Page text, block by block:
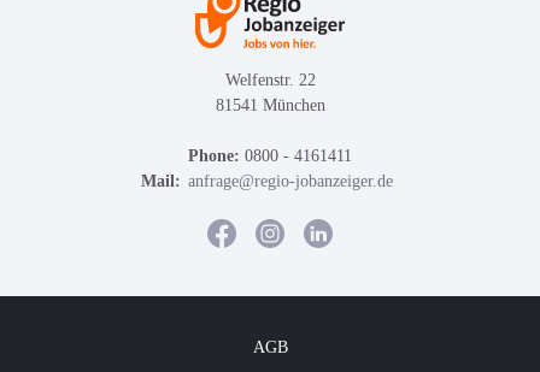
Welfenstr. 22
81541 München
Phone: 0800 - 4161411
Mail: anfrage@regio-jobanzeiger.de
AGB